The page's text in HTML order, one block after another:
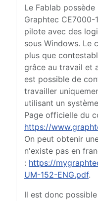
Le Fablab
Graphtec CE7000-
pilote avec des
sous Windows. Le
plus que
grâce au travail et
est possible de
travailler
utilisant un
Page officielle du
https://
On peut obtenir
n'existe pas en
: https://
UM-152-ENG.pdf.
Il est donc